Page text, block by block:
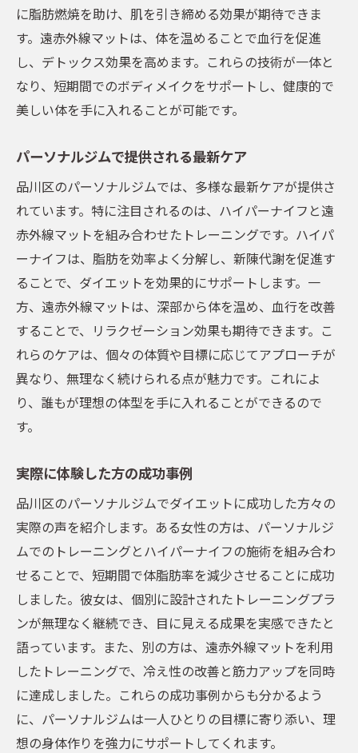
に脂肪燃焼を助け、肌を引き締める効果が期待できま
す。遠赤外線マットは、体を温めることで血行を促進
し、デトックス効果を高めます。これらの技術が一体と
なり、短期間でのボディメイクをサポートし、健康的で
美しい体を手に入れることが可能です。
パーソナルジムで提供される最新ケア
品川区のパーソナルジムでは、多様な最新ケアが提供さ
れています。特に注目されるのは、ハイパーナイフと遠
赤外線マットを組み合わせたトレーニングです。ハイパ
ーナイフは、脂肪を効率よく分解し、新陳代謝を促進す
ることで、ダイエットを効果的にサポートします。一
方、遠赤外線マットは、深部から体を温め、血行を改善
することで、リラクゼーション効果も期待できます。こ
れらのケアは、個々の体質や目標に応じてアプローチが
異なり、無理なく続けられる点が魅力です。これによ
り、誰もが理想の体型を手に入れることができるので
す。
実際に体験した方の成功事例
品川区のパーソナルジムでダイエットに成功した方々の
実際の声を紹介します。ある女性の方は、パーソナルジ
ムでのトレーニングとハイパーナイフの施術を組み合わ
せることで、短期間で体脂肪率を減少させることに成功
しました。彼女は、個別に設計されたトレーニングプラ
ンが無理なく継続でき、目に見える成果を実感できたと
語っています。また、別の方は、遠赤外線マットを利用
したトレーニングで、冷え性の改善と筋力アップを同時
に達成しました。これらの成功事例からも分かるよう
に、パーソナルジムは一人ひとりの目標に寄り添い、理
想の身体作りを強力にサポートしてくれます。